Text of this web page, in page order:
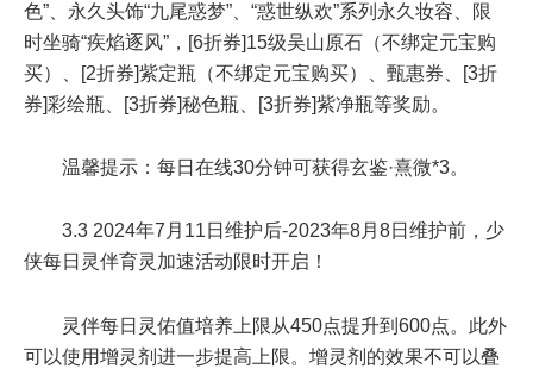
色”、永久头饰“九尾惑梦”、“惑世纵欢”系列永久妆容、限
时坐骑“疾焰逐风”，[6折券]15级吴山原石（不绑定元宝购
买）、[2折券]紫定瓶（不绑定元宝购买）、甄惠券、[3折
券]彩绘瓶、[3折券]秘色瓶、[3折券]紫净瓶等奖励。
温馨提示：每日在线30分钟可获得玄鉴·熹微*3。
3.3 2024年7月11日维护后-2023年8月8日维护前 ，少
侠每日灵伴育灵加速活动限时开启！
灵伴每日灵佑值培养上限从450点提升到600点。此外
可以使用增灵剂进一步提高上限。增灵剂的效果不可以叠